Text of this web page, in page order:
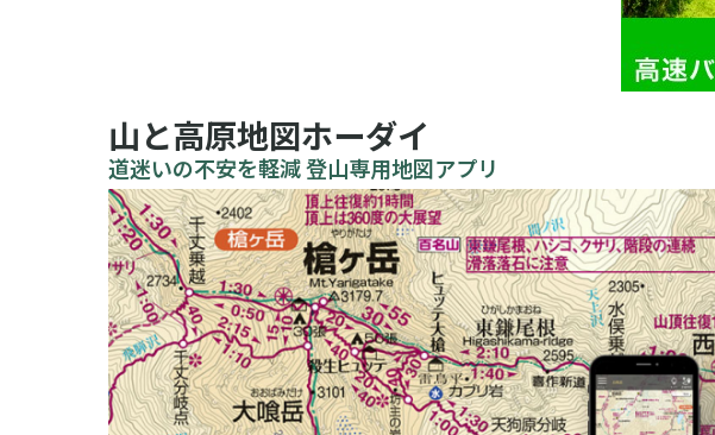
山と高原地図ホーダイ
道迷いの不安を軽減 登山専用地図アプリ